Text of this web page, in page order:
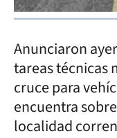
Anunciaron
tareas técnicas
cruce para
encuentra
localidad